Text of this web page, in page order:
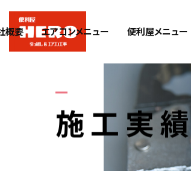
概要 エアコンメニュー 便利屋メニュー
施工実